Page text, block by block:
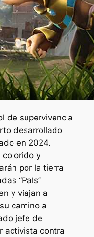
de supervivencia
desarrollado
en 2024.
colorido y
por la tierra
“Pals”
y viajan a
camino a
jefe de
activista contra